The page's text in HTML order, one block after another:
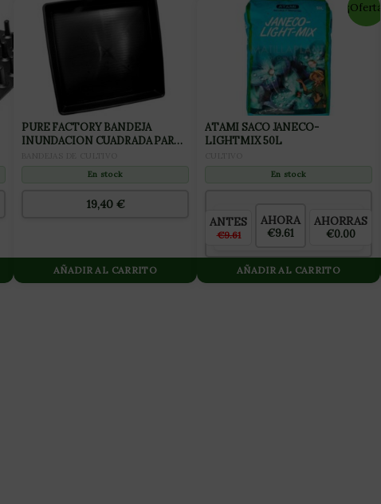
PURE FACTORY BANDEJA
INUNDACION CUADRADA PARA
En stock
19,40 €
AÑADIR AL CARRITO
¡Oferta!
ATAMI SACO JANECO-
LIGHTMIX 50L
En stock
ANTES
€9.61
AHORA
€9.61
AHORRAS
€0.00
AÑADIR AL CARRITO